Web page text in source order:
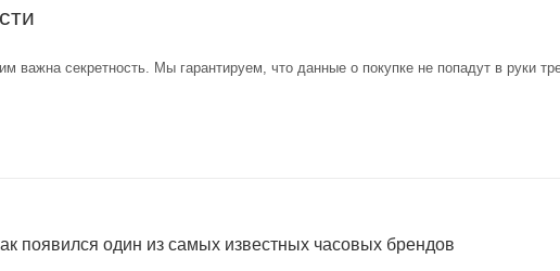
важна секретность. Мы гарантируем, что данные о покупке не попадут в руки
появился один из самых известных часовых брендов